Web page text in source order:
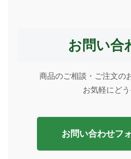
お問い合
商品のご相談・ご注文の
お気軽にど
お問い合わせフ